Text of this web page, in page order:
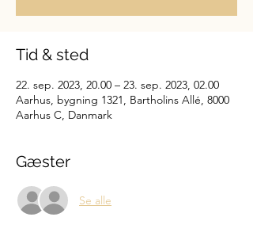
Tid & sted
22. sep. 2023, 20.00 – 23. sep. 2023, 02.00
Aarhus, bygning 1321, Bartholins Allé, 8000
Aarhus C, Danmark
Gæster
Se alle